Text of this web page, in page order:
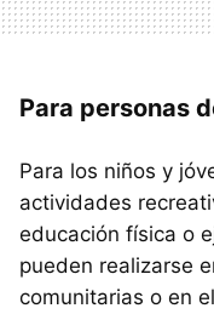
Para personas
Para los niños y
actividades
educación física o
pueden realizarse
comunitarias o en